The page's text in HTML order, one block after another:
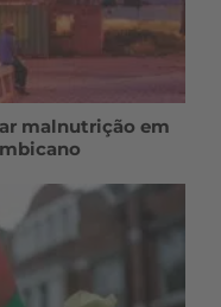
malnutrição em